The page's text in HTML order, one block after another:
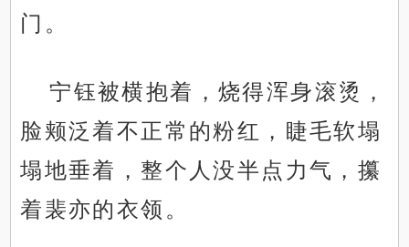
门。
宁钰被横抱着，烧得浑身滚烫，
脸颊泛着不正常的粉红，睫毛软塌
塌地垂着，整个人没半点力气，攥
着裴亦的衣领。